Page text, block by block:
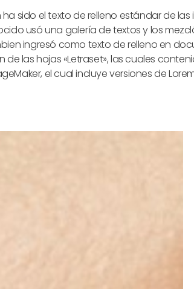
sido el texto de relleno estándar de las
usó una galería de textos y los
ingresó como texto de relleno en
las hojas «Letraset», las cuales
el cual incluye versiones de